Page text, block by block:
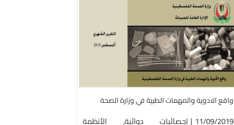
واقع الادوية والمهمات الطبية في وزارة الصحة
11/09/2019
| إحصائيات دوائية, الأنظمة